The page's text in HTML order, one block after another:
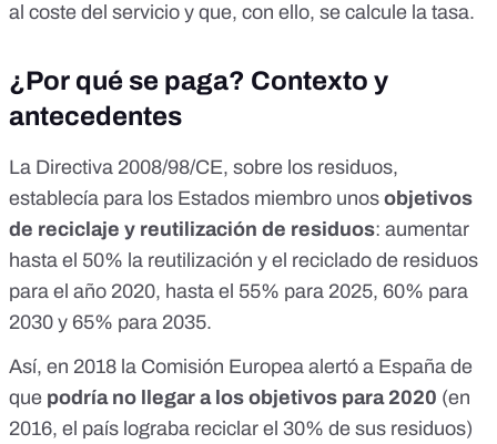
al coste del servicio y que, con ello, se calcule la tasa.
¿Por qué se paga? Contexto y
antecedentes
La Directiva 2008/98/CE, sobre los residuos,
establecía para los Estados miembro unos objetivos
de reciclaje y reutilización de residuos: aumentar
hasta el 50% la reutilización y el reciclado de residuos
para el año 2020, hasta el 55% para 2025, 60% para
2030 y 65% para 2035.
Así, en 2018 la Comisión Europea alertó a España de
que podría no llegar a los objetivos para 2020 (en
2016, el país lograba reciclar el 30% de sus residuos)